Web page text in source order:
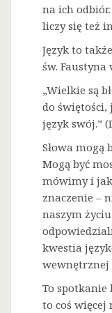
na ich
liczy się też
Język to
św.
„Wielkie są
do świętości,
język swój.”
Słowa mogą
Mogą być
mówimy i
znaczenie –
naszym
kwestia
wewnętrznej
To spotkanie
to coś